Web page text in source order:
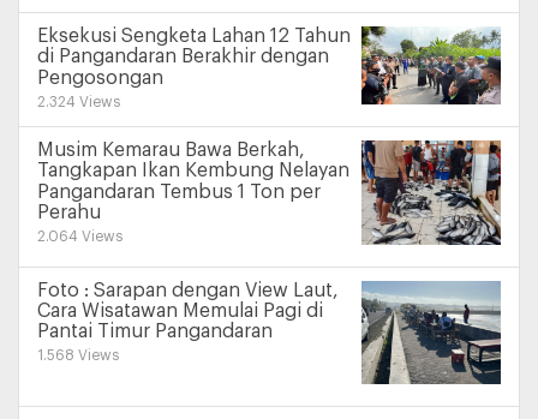
Eksekusi Sengketa Lahan 12 Tahun
di Pangandaran Berakhir dengan
Pengosongan
2.324 Views
Musim Kemarau Bawa Berkah,
Tangkapan Ikan Kembung Nelayan
Pangandaran Tembus 1 Ton per
Perahu
2.064 Views
Foto : Sarapan dengan View Laut,
Cara Wisatawan Memulai Pagi di
Pantai Timur Pangandaran
1.568 Views